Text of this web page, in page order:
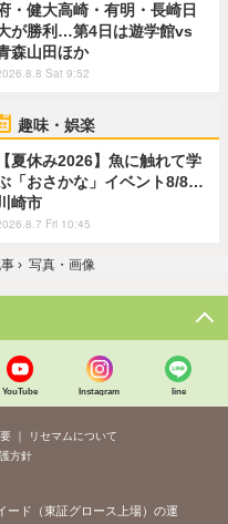
・健大高崎・有明・長崎日
が勝利…第4日は遊学館vs
森山田ほか
Sat 9:52
趣味・娯楽
【夏休み2026】魚に触れて学
「おさかな」イベント8/8…
崎市
Fri 10:45
› 写真・画像
YouTube Instagram line
リセマムについて
方針
ード（東証グロース上場）の運